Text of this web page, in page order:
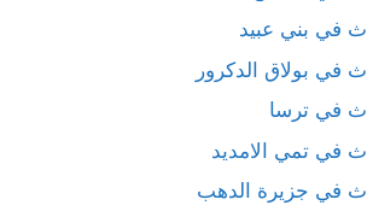
في بني عبيد
في بولاق الدكرور
في ترسا
في تمي الامديد
في جزيرة الدهب